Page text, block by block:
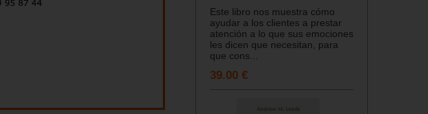
Este libro nos muestra cómo
ayudar a los clientes a prestar
atención a lo que sus emociones
les dicen que necesitan, para
que cons...
39.00 €